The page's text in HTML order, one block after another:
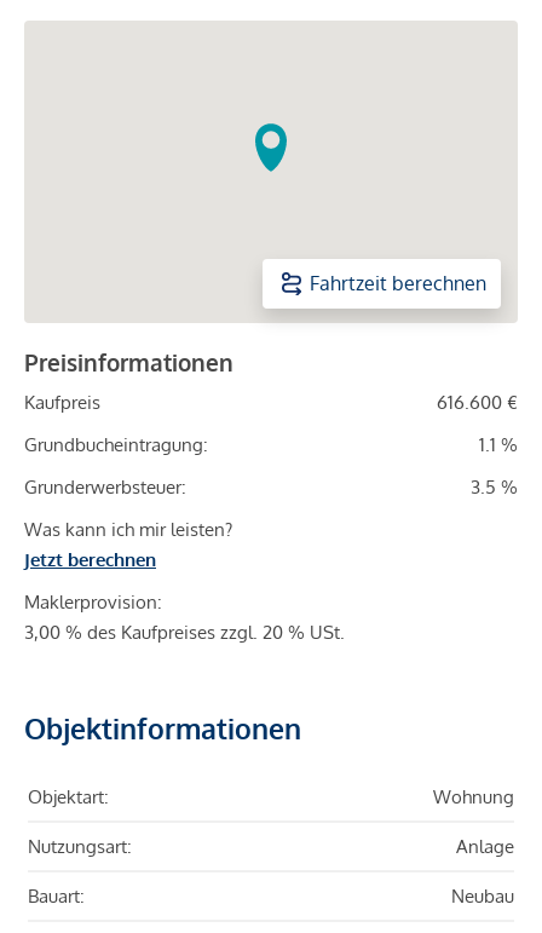
Fahrtzeit berechnen
Preisinformationen
Kaufpreis
616.600 €
Grundbucheintragung:
1.1 %
Grunderwerbsteuer:
3.5 %
Was kann ich mir leisten?
Jetzt berechnen
Maklerprovision:
3,00 % des Kaufpreises zzgl. 20 % USt.
Objektinformationen
Objektart: Wohnung
Nutzungsart: Anlage
Bauart: Neubau